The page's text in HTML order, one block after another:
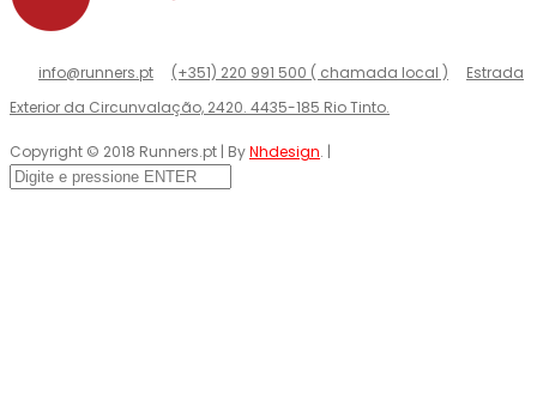
info@runners.pt (+351) 220 991 500 ( chamada local )
Estrada
Exterior da Circunvalação, 2420. 4435-185 Rio Tinto.
Copyright © 2018 Runners.pt | ByNhdesign. |